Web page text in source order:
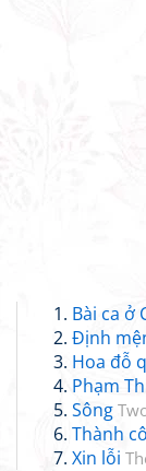
Bài ca ở
Định
Hoa đỗ
Phạm
Sông
Thành
Xin lỗi